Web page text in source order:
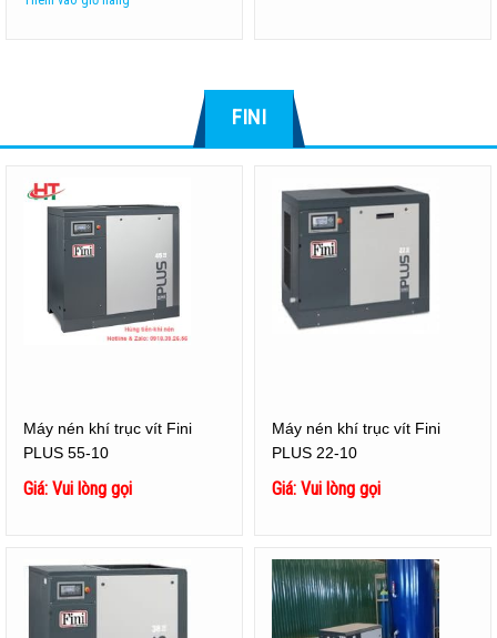
FINI
Máy nén khí trục vít Fini
PLUS 55-10
Giá: Vui lòng gọi
Máy nén khí trục vít Fini
PLUS 22-10
Giá: Vui lòng gọi